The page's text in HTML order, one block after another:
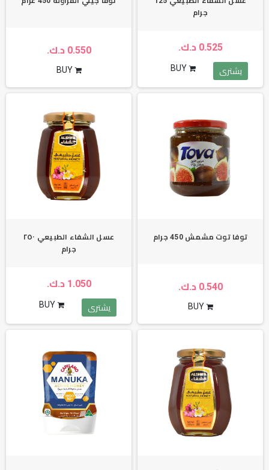
جرام
0.525 د.ك.
يشترى BUY
0.550 د.ك.
BUY
توفا توت مشمش 450 جرام
0.540 د.ك.
BUY
عسل الشفاء الطبيعي ٢٥٠
جرام
1.050 د.ك.
يشترى BUY